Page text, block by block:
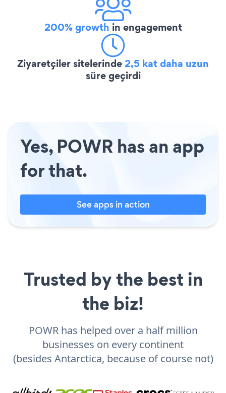
200% growth in engagement
Ziyaretçiler sitelerinde2,5 kat daha uzun
süre geçirdi
Yes, POWR has an app
for that.
See apps in action
Trusted by the best in
the biz!
POWR has helped over a half million
businesses on every continent
(besides Antarctica, because of course not)